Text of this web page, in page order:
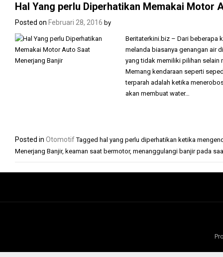
Hal Yang perlu Diperhatikan Memakai Motor
Posted on Februari 28, 2016 by
Beritaterkini.biz – Dari beberapa
melanda biasanya genangan air
yang tidak memiliki pilihan selain
Memang kendaraan seperti
terparah adalah ketika
akan membuat water…
Posted in Otomotif Tagged hal yang perlu diperhatikan ketika
Menerjang Banjir, keaman saat bermotor, menanggulangi banjir pada